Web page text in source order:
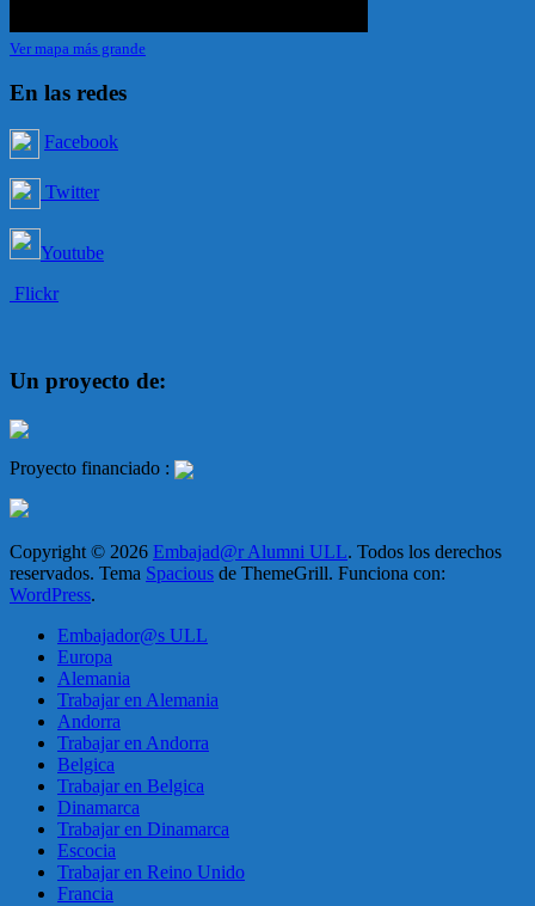
Ver mapa más grande
En las redes
Facebook
Twitter
Youtube
Flickr
Un proyecto de:
Proyecto financiado :
Copyright © 2026 Embajad@r Alumni ULL. Todos los derechos
reservados. Tema Spacious de ThemeGrill. Funciona con:
WordPress.
Embajador@s ULL
Europa
Alemania
Trabajar en Alemania
Andorra
Trabajar en Andorra
Belgica
Trabajar en Belgica
Dinamarca
Trabajar en Dinamarca
Escocia
Trabajar en Reino Unido
Francia